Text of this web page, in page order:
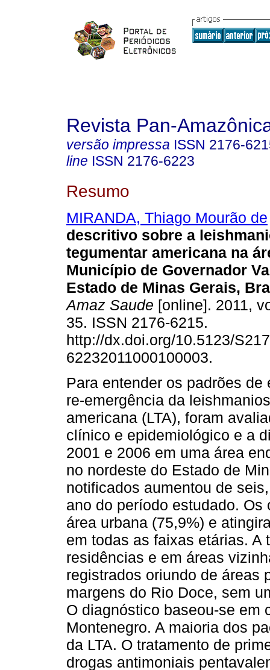
Revista Pan-
versão impressa ISSN 2176-
line ISSN 2176-6223
Resumo
MIRANDA, Thiago Mourão de
descritivo sobre a
tegumentar americana na
Município de Governador
Estado de Minas Gerais,
Amaz Saude [online]. 2011,
35. ISSN 2176-6215.
http://dx.doi.org/10.5123/
62232011000100003.
Para entender os padrões de
re-emergência da
americana (LTA), foram
clínico e epidemiológico e a
2001 e 2006 em uma área
no nordeste do Estado de
notificados aumentou de
ano do período estudado.
área urbana (75,9%) e
em todas as faixas etárias. A
residências e em áreas
registrados oriundo de áreas
margens do Rio Doce, sem
O diagnóstico baseou-se em
Montenegro. A maioria dos
da LTA. O tratamento de
drogas antimoniais